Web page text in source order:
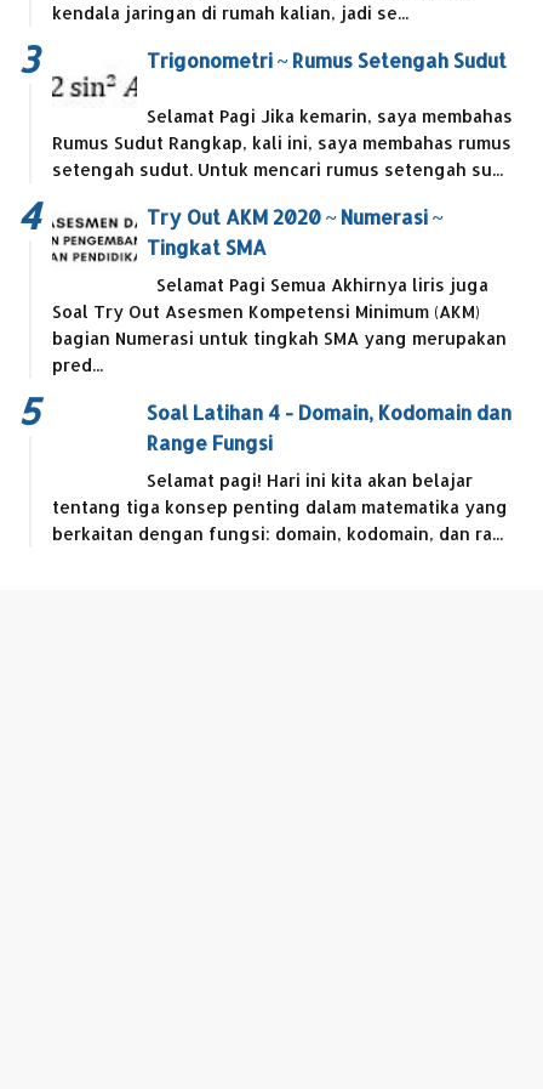
kendala jaringan di rumah kalian, jadi se...
Trigonometri ~ Rumus Setengah Sudut
Selamat Pagi Jika kemarin, saya membahas
Rumus Sudut Rangkap, kali ini, saya membahas rumus
setengah sudut. Untuk mencari rumus setengah su...
Try Out AKM 2020 ~ Numerasi ~
Tingkat SMA
Selamat Pagi Semua Akhirnya liris juga
Soal Try Out Asesmen Kompetensi Minimum (AKM)
bagian Numerasi untuk tingkah SMA yang merupakan
pred...
Soal Latihan 4 - Domain, Kodomain dan
Range Fungsi
Selamat pagi! Hari ini kita akan belajar
tentang tiga konsep penting dalam matematika yang
berkaitan dengan fungsi: domain, kodomain, dan ra...